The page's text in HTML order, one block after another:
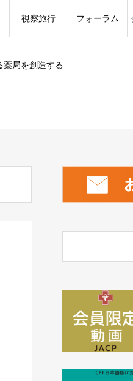
薬局を創造する
視察旅行 フォーラム